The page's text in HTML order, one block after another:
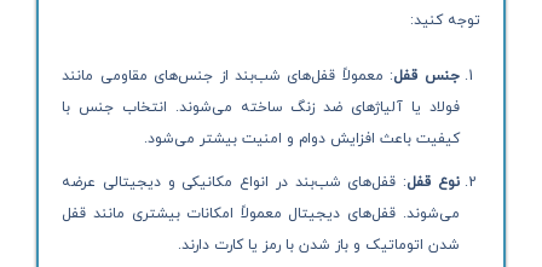
توجه کنید:
جنس قفل: معمولاً قفل‌های شب‌بند از جنس‌های مقاومی مانند
فولاد یا آلیاژهای ضد زنگ ساخته می‌شوند. انتخاب جنس با
کیفیت باعث افزایش دوام و امنیت بیشتر می‌شود.
نوع قفل: قفل‌های شب‌بند در انواع مکانیکی و دیجیتالی عرضه
می‌شوند. قفل‌های دیجیتال معمولاً امکانات بیشتری مانند قفل
شدن اتوماتیک و باز شدن با رمز یا کارت دارند.